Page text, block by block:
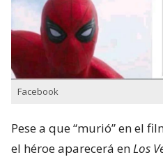
Facebook
Pese a que “murió” en el
el héroe aparecerá en Los